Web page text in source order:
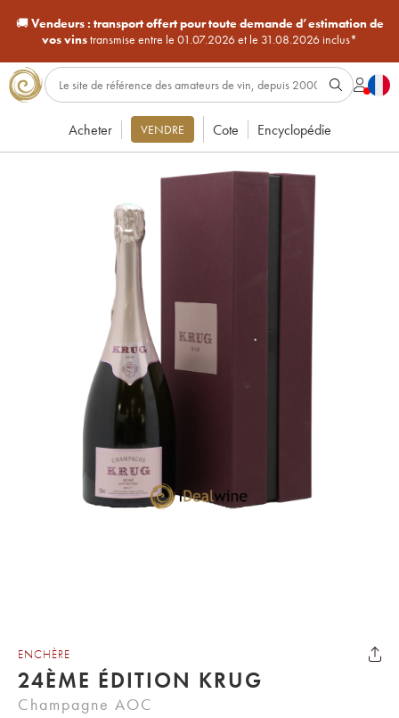
🚚Vendeurs : transport offert pour toute demande d’estimation de
vos vinstransmise entre le 01.07.2026 et le 31.08.2026 inclus*
Acheter VENDRE Cote Encyclopédie
ENCHÈRE
24ÈME ÉDITION KRUG
Champagne AOC